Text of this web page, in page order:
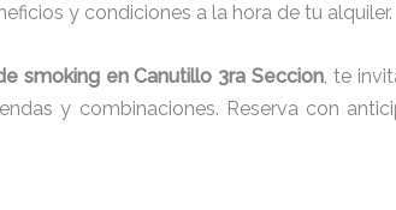
y condiciones a la hora de tu alquiler.
smoking en Canutillo 3ra Seccion, te
y combinaciones. Reserva con